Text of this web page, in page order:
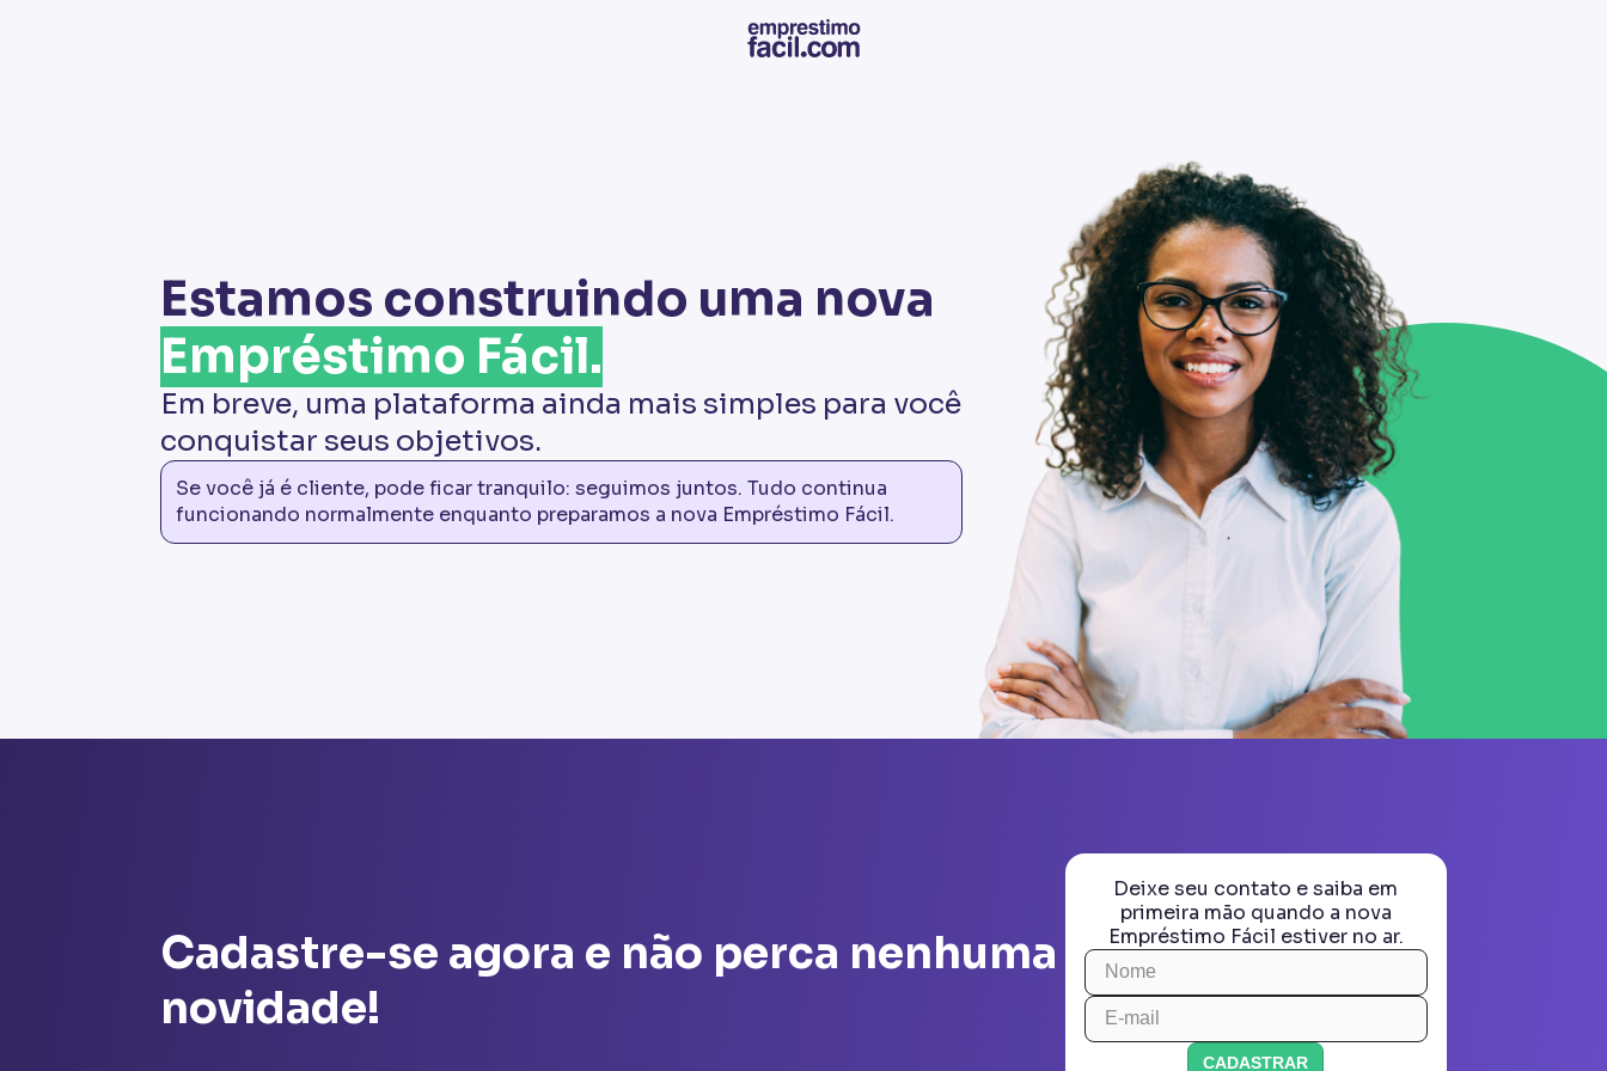
Estamos construindo uma nova
Empréstimo Fácil.
Em breve, uma plataforma ainda mais simples para você
conquistar seus objetivos.
Se você já é cliente, pode ficar tranquilo: seguimos juntos. Tudo continua
funcionando normalmente enquanto preparamos a nova Empréstimo Fácil.
Cadastre-se agora e não perca nenhuma
novidade!
Deixe seu contato e saiba em
primeira mão quando a nova
Empréstimo Fácil estiver no ar.
CADASTRAR